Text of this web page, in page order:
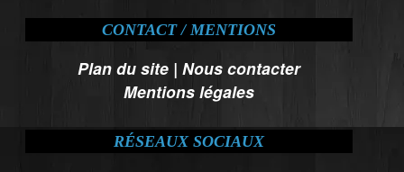
CONTACT / MENTIONS
Plan du site |Nous contacter
Mentions légales
RÉSEAUX SOCIAUX